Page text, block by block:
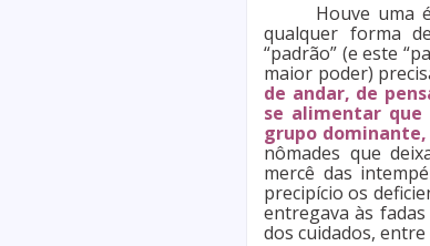
Houve uma
qualquer forma
“padrão” (e este
maior poder)
de andar, de
se alimentar que
grupo
nômades que
mercê das
precipício os
entregava às
dos cuidados,